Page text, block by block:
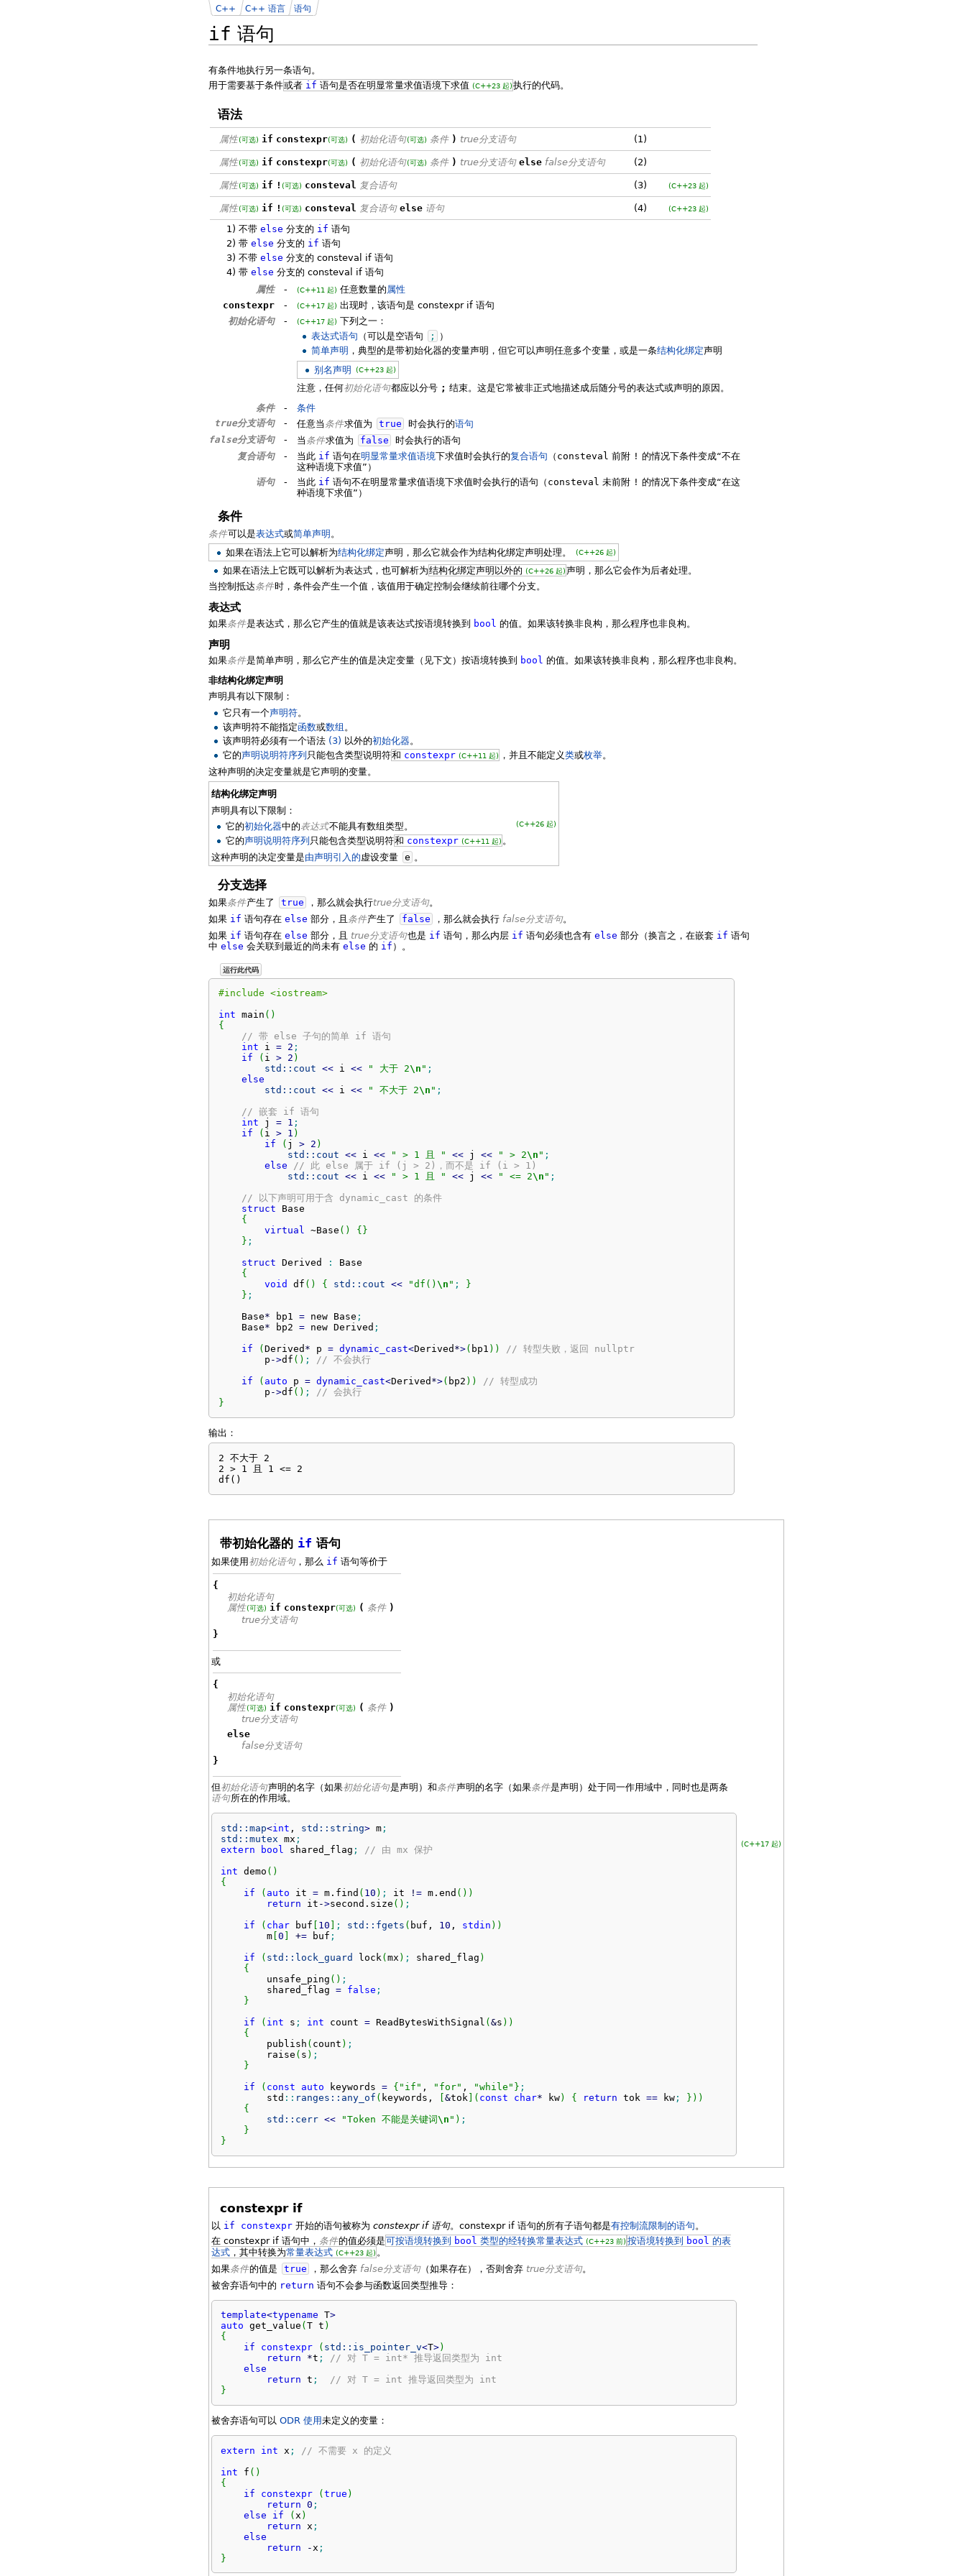
if 语句
C++ C++ 语言 语句
有条件地执行另一条语句。
用于需要基于条件或者 if 语句是否在明显常量求值语境下求值 (C++23 起)执行的代码。
语法
属性(可选) if constexpr(可选) ( 初始化语句(可选) 条件 ) true分支语句 (1)
属性(可选) if constexpr(可选) ( 初始化语句(可选) 条件 ) true分支语句 else false分支语句 (2)
属性(可选) if ! (可选) consteval 复合语句 (3) (C++23 起)
属性(可选) if ! (可选) consteval 复合语句 else 语句 (4) (C++23 起)
1) 不带else 分支的 if 语句
2) 带else 分支的 if 语句
3) 不带else 分支的 consteval if 语句
4) 带else 分支的 consteval if 语句
属性
- (C++11 起) 任意数量的 属性
constexpr
- (C++17 起) 出现时，该语句是 constexpr if 语句
初始化语句
- (C++17 起) 下列之一：
表达式语句 （可以是空语句 ;
）
简单声明 ，典型的是带初始化器的变量声明，但它可以声明任意多个变量，或是一条结构化绑定声明
别名声明 (C++23 起)
注意，任何初始化语句都应以分号 ; 结束。这是它常被非正式地描述成后随分号的表达式或声明的原因。
条件
-
条件
true分支语句
- 任意当 条件求值为 true 时会执行的语句
false分支语句
- 当 条件求值为 false
时会执行的语句
复合语句
- 当此 if 语句在明显常量求值语境下求值时会执行的复合语句 （ consteval 前附 ! 的情况下条件变成“不在
这种语境下求值”）
语句
- 当此 if 语句不在明显常量求值语境下求值时会执行的语句（ consteval 未前附 ! 的情况下条件变成“在这
种语境下求值”）
条件
条件可以是表达式或简单声明 。
如果在语法上它可以解析为结构化绑定声明，那么它就会作为结构化绑定声明处理。 (C++26 起)
如果在语法上它既可以解析为表达式，也可解析为结构化绑定声明以外的 (C++26 起) 声明，那么它会作为后者处理。
当控制抵达条件时，条件会产生一个值，该值用于确定控制会继续前往哪个分支。
表达式
如果条件是表达式，那么它产生的值就是该表达式按语境转换到 bool 的值。如果该转换非良构，那么程序也非良构。
声明
如果条件是简单声明，那么它产生的值是决定变量（见下文）按语境转换到 bool 的值。如果该转换非良构，那么程序也非良构。
非结构化绑定声明
声明具有以下限制：
它只有一个声明符。
该声明符不能指定函数或数组 。
该声明符必须有一个语法 (3) 以外的初始化器。
它的声明说明符序列 只能包含类型说明符和 constexpr (C++11 起) ，并且不能定义类或枚举。
这种声明的决定变量就是它声明的变量。
结构化绑定声明
声明具有以下限制：
它的初始化器中的表达式不能具有数组类型。
它的声明说明符序列 只能包含类型说明符和 constexpr (C++11 起) 。
这种声明的决定变量是由声明引入的虚设变量 e 。
(C++26 起)
分支选择
如果条件产生了 true ，那么就会执行true分支语句。
如果 if 语句存在 else 部分，且 条件产生了 false ，那么就会执行 false分支语句。
如果 if 语句存在 else 部分，且 true分支语句也是 if 语句，那么内层 if 语句必须也含有 else 部分（换言之，在嵌套 if 语句
中 else 会关联到最近的尚未有 else 的 if ）。
运行此代码
#include <iostream>
int main ( )
{
// 带 else 子句的简单 if 语句
int i = 2 ;
if
( i > 2 )
std:: cout << i << " 大于 2\n " ;
else
std:: cout << i << " 不大于 2\n " ;
// 嵌套 if 语句
int j = 1 ;
if
( i > 1 )
if
( j > 2 )
std:: cout << i << " > 1 且 " << j << " > 2\n " ;
else
// 此 else 属于 if (j > 2)，而不是 if (i > 1)
std:: cout << i << " > 1 且 " << j << " <= 2\n " ;
// 以下声明可用于含 dynamic_cast 的条件
struct Base
{
virtual ~Base ( ) { }
} ;
struct Derived :
Base
{
void
df ( ) { std:: cout << "df() \n " ;
}
} ;
    Base
* bp1 = new Base ;
    Base
* bp2 = new Derived ;
if
( Derived * p = dynamic_cast<Derived *>( bp1 ) )
// 转型失败，返回 nullptr
        p
->df ( ) ;
// 不会执行
if
( auto p = dynamic_cast<Derived *>( bp2 ) )
// 转型成功
        p
->df ( ) ;
// 会执行
}
输出：
2 不大于 2
2 > 1 且 1 <= 2
df()
带初始化器的 if 语句
如果使用 初始化语句，那么 if 语句等价于
{
初始化语句
属性(可选) if constexpr(可选) ( 条件 )
true分支语句
}
或
{
初始化语句
属性(可选) if constexpr(可选) ( 条件 )
true分支语句
else
false分支语句
}
但初始化语句声明的名字（如果初始化语句是声明）和条件声明的名字（如果条件是声明）处于同一作用域中，同时也是两条
语句所在的作用域。
std::map<int , std:: string> m ;
std::mutex mx ;
extern
bool shared_flag ;
// 由 mx 保护
int demo ( )
{
if
( auto it = m. find ( 10 ) ; it != m.end ( ) )
return it ->second. size ( ) ;
if
( char buf 10 ; std:: fgets ( buf, 10 , stdin ) )
        m
[0 += buf ;
if
( std:: lock_guard lock (mx ) ; shared_flag )
{
        unsafe_ping
( ) ;
        shared_flag
= false ;
}
if
( int s ; int count = ReadBytesWithSignal (&s ) )
{
        publish
( count ) ;
        raise
( s ) ;
}
if
( const auto keywords = { "if" , "for" , "while" } ;
        std
:: ranges:: any_of ( keywords, [&tok ( const char* kw) { return tok == kw ; } ) )
{
std:: cerr << "Token 不能是关键词\n " ) ;
}
}
(C++17 起)
constexpr if
以 if constexpr开始的语句被称为 constexpr if 语句。constexpr if 语句的所有子语句都是有控制流限制的语句 。
在 constexpr if 语句中， 条件的值必须是可按语境转换到 bool 类型的经转换常量表达式 (C++23 前) 按语境转换到 bool 的表
达式，其中转换为常量表达式 (C++23 起) 。
如果条件的值是 true ，那么舍弃 false分支语句（如果存在），否则舍弃 true分支语句。
被舍弃语句中的 return 语句不会参与函数返回类型推导：
template<typename T>
auto get_value (T t )
{
if
constexpr ( std:: is_pointer_v<T>)
return
*t ;
// 对 T = int* 推导返回类型为 int
else
return t ;
// 对 T = int 推导返回类型为 int
}
被舍弃语句可以 ODR 使用未定义的变量：
extern int x ;
// 不需要 x 的定义
int f ( )
{
if
constexpr (true )
return
0 ;
else
if ( x )
return x ;
else
return
- x ;
}